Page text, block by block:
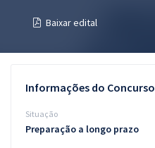
Conteúdo gratuito
Baixar edital
Informações do Concurso
Situação
Preparação a longo prazo